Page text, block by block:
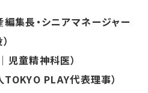
集長・シニアマネージャー
児童精神科医）
PLAY代表理事）